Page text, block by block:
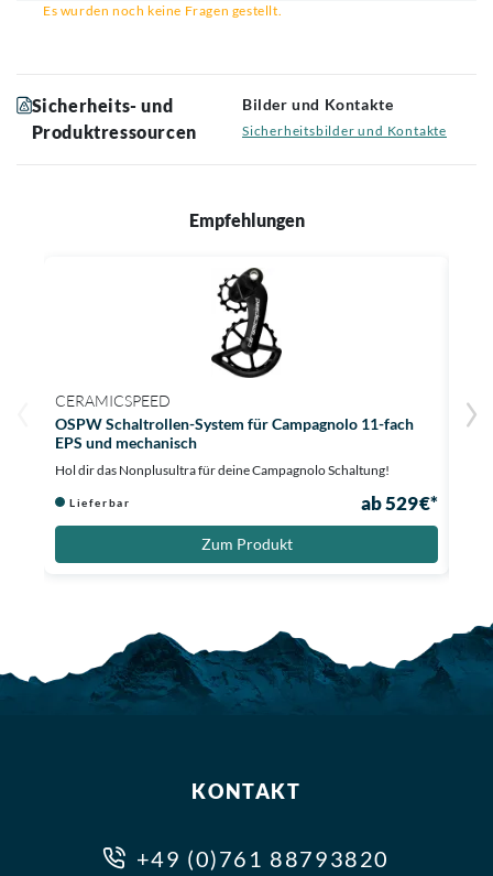
Es wurden noch keine Fragen gestellt.
Sicherheits- und
Produktressourcen
Bilder und Kontakte
Sicherheitsbilder und Kontakte
Empfehlungen
CERAMICSPEED
OSPW Schaltrollen-System für Campagnolo 11-fach
EPS und mechanisch
Hol dir das Nonplusultra für deine Campagnolo Schaltung!
Lieferbar ab 529 €*
Zum Produkt
KONTAKT
+49 (0)761 88793820